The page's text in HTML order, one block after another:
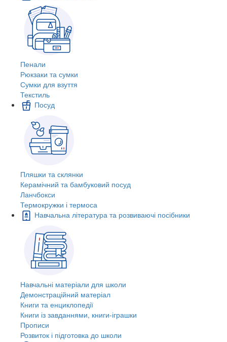
Пенали
Рюкзаки та сумки
Сумки для взуття
Текстиль
Посуд
Пляшки та склянки
Керамічний та бамбуковий посуд
Ланчбокси
Термокружки і термоса
Навчальна література та розвиваючі посібники
Навчальні матеріали для школи
Демонстраційний матеріал
Книги та енциклопедії
Книги із завданнями, книги-іграшки
Прописи
Розвиток і підготовка до школи